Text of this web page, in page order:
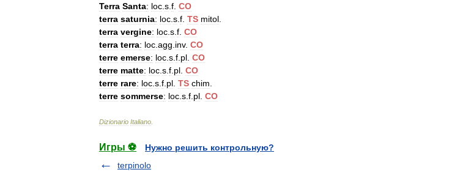
Terra Santa: loc s f CO
terra saturnia: loc s f TS mitol
terra vergine: loc s f CO
terra terra: loc agg inv. CO
terre emerse: loc s f pl CO
terre matte: loc s f pl CO
terre rare: loc s f pl TS chim
terre sommerse: loc s f pl CO
Dizionario Italiano
Игры ⚽
Нужно решить контрольную?
terpinolo